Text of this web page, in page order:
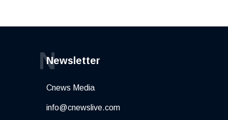
Newsletter
N
Cnews Media
info@cnewslive.com